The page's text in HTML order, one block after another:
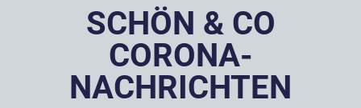
SCHÖN & CO
CORONA-
NACHRICHTEN